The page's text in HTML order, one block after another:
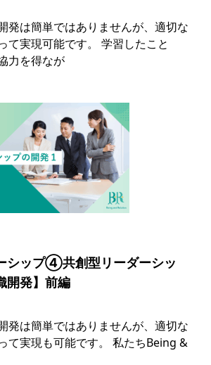
発は簡単ではありませんが、適切な
て実現可能です。 学習したこと
力を得なが
シップ④共創型リーダーシッ
開発】前編
発は簡単ではありませんが、適切な
て実現も可能です。 私たちBeing &